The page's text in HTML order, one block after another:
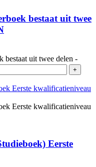
bestaat uit twee
uit twee delen -
Eerste